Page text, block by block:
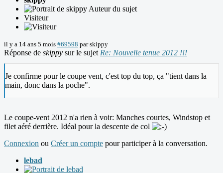
Auteur du sujet
Visiteur
il y a 14 ans 5 mois #69598 parskippy
Réponse de skippy sur le sujet Re: Nouvelle tenue 2012 !!!
Je confirme pour le coupe vent, c'est top du top, ça "tient dans la
main, donc dans la poche".
Le coupe-vent 2012 n'a rien à voir: Manches courtes, Windstop et
filet aéré derrière. Idéal pour la descente de col
Connexion ou Créer un compte pour participer à la conversation.
lebad